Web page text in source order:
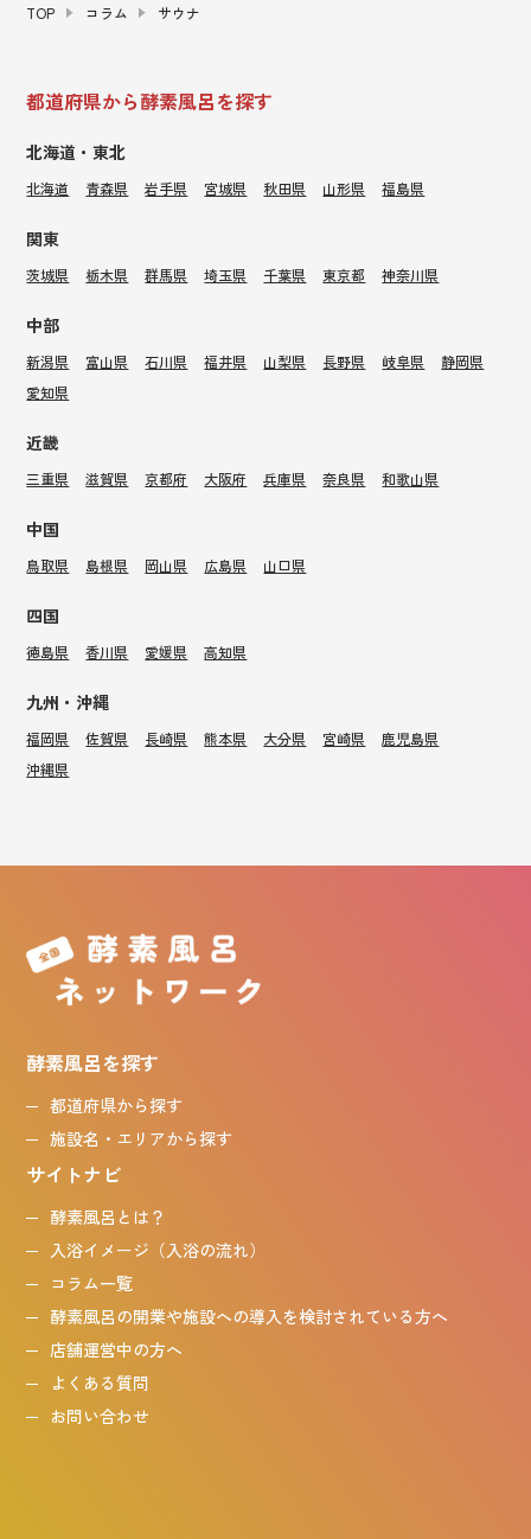
TOP コラム サウナ
都道府県から酵素風呂を探す
北海道・東北
北海道 青森県 岩手県 宮城県 秋田県 山形県 福島県
関東
茨城県 栃木県 群馬県 埼玉県 千葉県 東京都 神奈川県
中部
新潟県 富山県 石川県 福井県 山梨県 長野県 岐阜県
静岡県
愛知県
近畿
三重県 滋賀県 京都府 大阪府 兵庫県 奈良県 和歌山県
中国
鳥取県 島根県 岡山県 広島県 山口県
四国
徳島県 香川県 愛媛県 高知県
九州・沖縄
福岡県 佐賀県 長崎県 熊本県 大分県 宮崎県
鹿児島県
沖縄県
酵素風呂を探す
都道府県から探す
施設名・エリアから探す
サイトナビ
酵素風呂とは？
入浴イメージ（入浴の流れ）
コラム一覧
酵素風呂の開業や施設への導入を検討されている方へ
店舗運営中の方へ
よくある質問
お問い合わせ